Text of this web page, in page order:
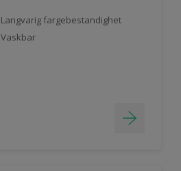
Langvarig fargebestandighet
Vaskbar